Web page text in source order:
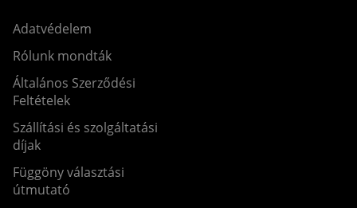
Adatvédelem
Rólunk mondták
Általános Szerződési
Feltételek
Szállítási és szolgáltatási
díjak
Függöny választási
útmutató